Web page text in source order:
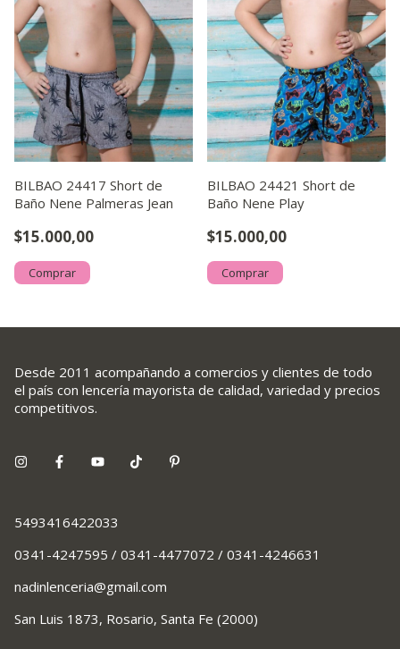
BILBAO 24417 Short de
Baño Nene Palmeras Jean
$15.000,00
Comprar
BILBAO 24421 Short de
Baño Nene Play
$15.000,00
Comprar
Desde 2011 acompañando a comercios y clientes de todo
el país con lencería mayorista de calidad, variedad y precios
competitivos.
5493416422033
0341-4247595 / 0341-4477072 / 0341-4246631
nadinlenceria@gmail.com
San Luis 1873, Rosario, Santa Fe (2000)